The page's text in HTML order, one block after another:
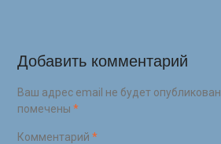
Добавить комментарий
Ваш адрес email не будет опубликован.
помечены *
Комментарий *